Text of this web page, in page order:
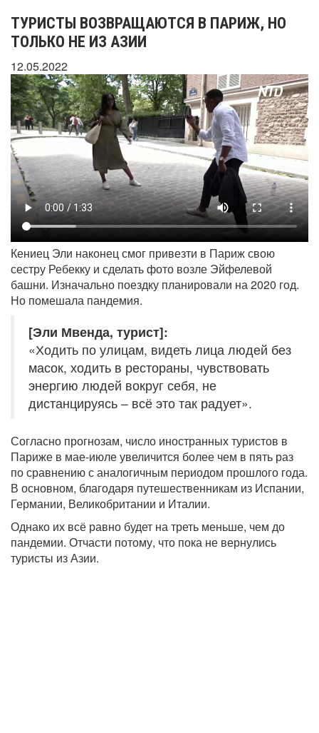
ТУРИСТЫ ВОЗВРАЩАЮТСЯ В ПАРИЖ, НО
ТОЛЬКО НЕ ИЗ АЗИИ
12.05.2022
Кениец Эли наконец смог привезти в Париж свою
сестру Ребекку и сделать фото возле Эйфелевой
башни. Изначально поездку планировали на 2020 год.
Но помешала пандемия.
[Эли Мвенда, турист]:
«Ходить по улицам, видеть лица людей без
масок, ходить в рестораны, чувствовать
энергию людей вокруг себя, не
дистанцируясь – всё это так радует».
Согласно прогнозам, число иностранных туристов в
Париже в мае-июле увеличится более чем в пять раз
по сравнению с аналогичным периодом прошлого года.
В основном, благодаря путешественникам из Испании,
Германии, Великобритании и Италии.
Однако их всё равно будет на треть меньше, чем до
пандемии. Отчасти потому, что пока не вернулись
туристы из Азии.